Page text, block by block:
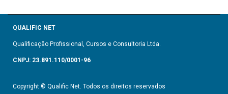
QUALIFIC NET
Qualificação Profissional, Cursos e Consultoria Ltda.
CNPJ: 23.891.110/0001-96
Copyright © Qualific Net. Todos os direitos reservados